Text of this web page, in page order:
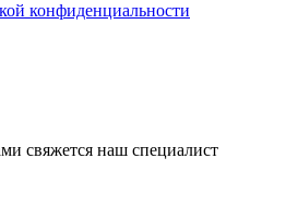
конфиденциальности
свяжется наш специалист